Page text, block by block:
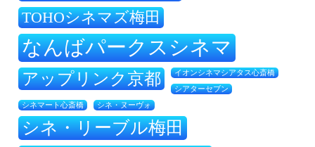
TOHOシネマズ梅田
なんばパークスシネマ
アップリンク京都 イオンシネマシアタス心斎橋
シアターセブン
シネマート心斎橋 シネ・ヌーヴォ
シネ・リーブル梅田